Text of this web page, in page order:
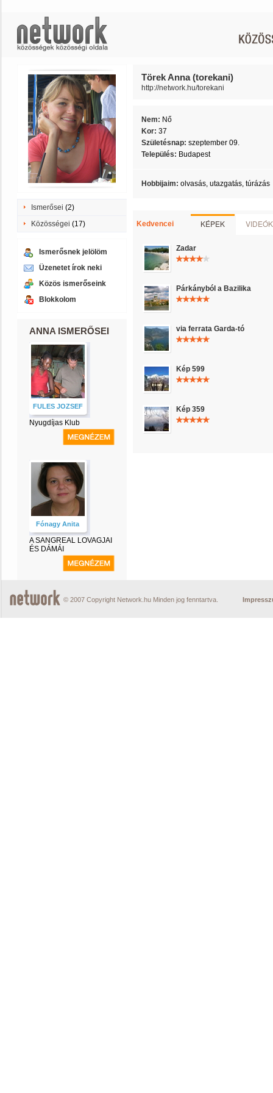
Ismerősei (2)
Közösségei (17)
Ismerősnek jelölöm
Üzenetet írok neki
Közös ismerőseink
Blokkolom
ANNA ISMERŐSEI
FULES JOZSEF
Nyugdíjas Klub
Fónagy Anita
A SANGREAL LOVAGJAI
ÉS DÁMÁI
Törek Anna (torekani)
http://network.hu/torekani
Nem: Nő
Kor: 37
Születésnap: szeptember 09.
Település: Budapest
Hobbijaim: olvasás, utazgatás, túrázás
Kedvencei KÉPEK VIDEÓK
Zadar
Párkányból a Bazilika
via ferrata Garda-tó
Kép 599
Kép 359
© 2007 Copyright Network.hu Minden jog fenntartva.